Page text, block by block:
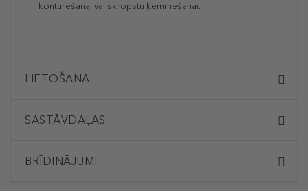
konturēšanai vai skropstu ķemmēšanai.
LIETOŠANA
SASTĀVDAĻAS
BRĪDINĀJUMI